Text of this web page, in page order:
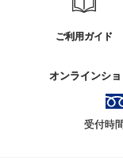
ご利用ガイド
オンラインシ
受付時